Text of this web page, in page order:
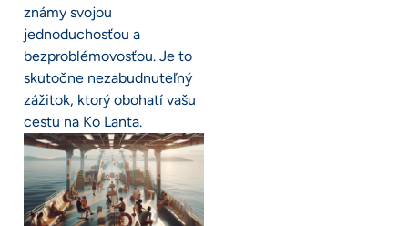
známy svojou
jednoduchosťou a
bezproblémovosťou. Je to
skutočne nezabudnuteľný
zážitok, ktorý obohatí vašu
cestu na Ko Lanta.